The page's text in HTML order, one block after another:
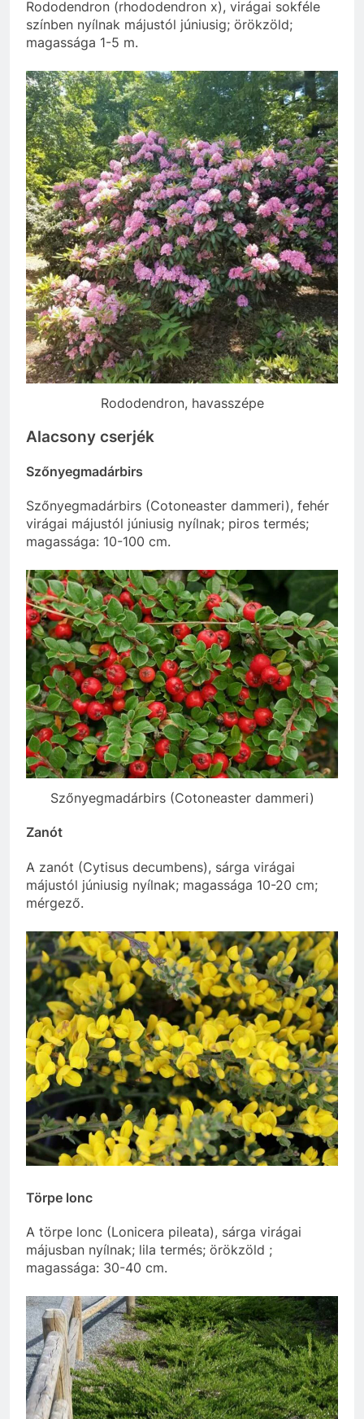
Rododendron (rhododendron x), virágai sokféle
színben nyílnak májustól júniusig; örökzöld;
magassága 1-5 m.
Rododendron, havasszépe
Alacsony cserjék
Szőnyegmadárbirs
Szőnyegmadárbirs (Cotoneaster dammeri), fehér
virágai májustól júniusig nyílnak; piros termés;
magassága: 10-100 cm.
Szőnyegmadárbirs (Cotoneaster dammeri)
Zanót
A zanót (Cytisus decumbens), sárga virágai
májustól júniusig nyílnak; magassága 10-20 cm;
mérgező.
Törpe lonc
A törpe lonc (Lonicera pileata), sárga virágai
májusban nyílnak; lila termés; örökzöld ;
magassága: 30-40 cm.